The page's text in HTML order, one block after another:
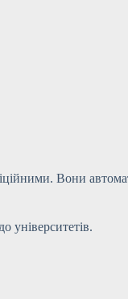
Вони
університетів.